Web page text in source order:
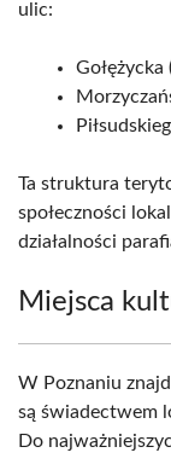
ulic:
Gołężycka
Ta struktura
społeczności
działalności
Miejsca
W Poznaniu
są świadectwem
Do